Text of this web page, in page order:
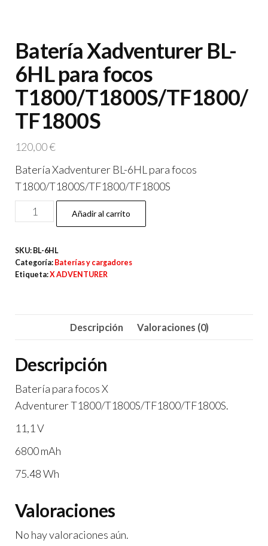
Batería Xadventurer BL-
6HL para focos
T1800/T1800S/TF1800/
TF1800S
120,00€
Batería Xadventurer BL-6HL para focos
T1800/T1800S/TF1800/TF1800S
Batería
Xadventurer
6HL
para
Añadir al carrito
SKU: BL-6HL
Categoría: Baterías y cargadores
Etiqueta:X ADVENTURER
Descripción Valoraciones (0)
Descripción
Batería para focos X
Adventurer T1800/T1800S/TF1800/TF1800S.
11,1 V
6800 mAh
75.48 Wh
Valoraciones
No hay valoraciones aún.